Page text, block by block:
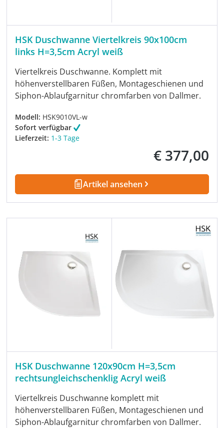
HSK Duschwanne Viertelkreis 90x100cm
links H=3,5cm Acryl weiß
Viertelkreis Duschwanne. Komplett mit
höhenverstellbaren Füßen, Montageschienen und
Siphon-Ablaufgarnitur chromfarben von Dallmer.
Modell: HSK9010VL-w
Sofort verfügbar
Lieferzeit: 1-3 Tage
Regulärer Preis:
€ 377,00
Artikel ansehen
HSK Duschwanne 120x90cm H=3,5cm
rechtsungleichschenklig Acryl weiß
Viertelkreis Duschwanne komplett mit
höhenverstellbaren Füßen, Montageschienen und
Siphon-Ablaufgarnitur chromfarben von Dallmer.